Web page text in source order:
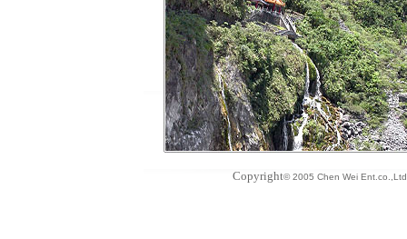
Copyright© 2005 Chen Wei